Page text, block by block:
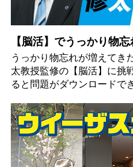
【脳活】でうっかり物
うっかり物忘れが増えて
太教授監修の【脳活】に
ると問題がダウンロードで